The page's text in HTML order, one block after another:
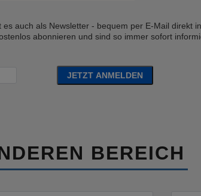
auch als Newsletter - bequem per E-Mail direkt
abonnieren und sind so immer sofort
JETZT ANMELDEN
BEREICH